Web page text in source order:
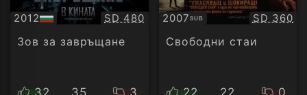
2012
БГ
аудио
Качество:
SD 480
Зов за завръщане
32 35 3
2007SUB
Субтитри SD 360
Свободни стаи
22 22 0